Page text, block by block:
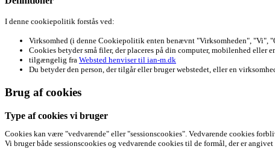
I denne cookiepolitik forstås ved:
Virksomhed (i denne Cookiepolitik enten benævnt "Virksomheden", "Vi",
Cookies betyder små filer, der placeres på din computer, mobilenhed eller
tilgængelig fra Websted henviser til ian-m.dk
Du betyder den person, der tilgår eller bruger webstedet, eller en
Brug af cookies
Type af cookies vi bruger
Cookies kan være "vedvarende" eller "sessionscookies". Vedvarende cookies
Vi bruger både sessionscookies og vedvarende cookies til de formål, der er angivet